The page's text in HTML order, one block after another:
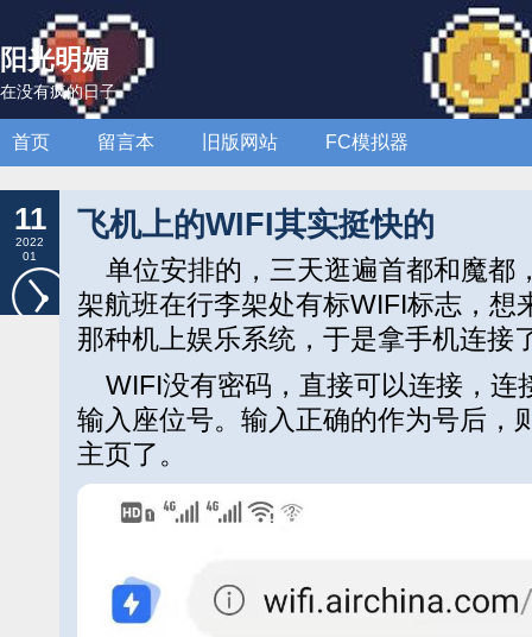
阳光明媚
在没有疯的日子
首页 留言本 旧版网站 FC模拟器
11
2022
01
飞机上的WIFI其实挺快的
单位安排的，三天逛遍首都和魔都
架航班在行李架处有标WIFI标志，想
那种机上娱乐系统，于是拿手机连接
WIFI没有密码，直接可以连接，连
输入座位号。输入正确的作为号后，
主页了。